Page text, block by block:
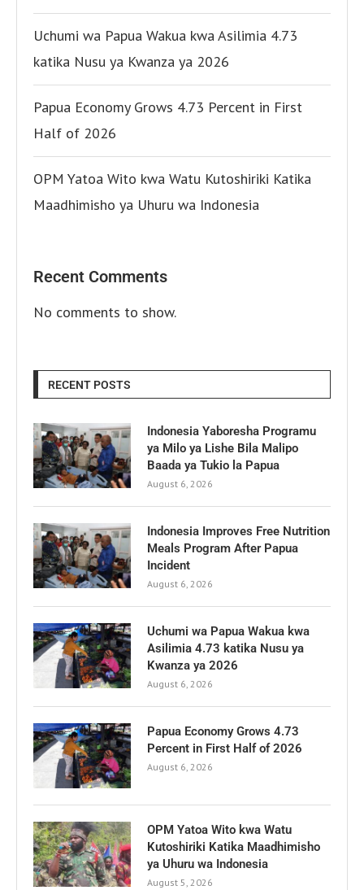
Uchumi wa Papua Wakua kwa Asilimia 4.73
katika Nusu ya Kwanza ya 2026
Papua Economy Grows 4.73 Percent in First
Half of 2026
OPM Yatoa Wito kwa Watu Kutoshiriki Katika
Maadhimisho ya Uhuru wa Indonesia
Recent Comments
No comments to show.
RECENT POSTS
Indonesia Yaboresha Programu
ya Milo ya Lishe Bila Malipo
Baada ya Tukio la Papua
August 6, 2026
Indonesia Improves Free Nutrition
Meals Program After Papua
Incident
August 6, 2026
Uchumi wa Papua Wakua kwa
Asilimia 4.73 katika Nusu ya
Kwanza ya 2026
August 6, 2026
Papua Economy Grows 4.73
Percent in First Half of 2026
August 6, 2026
OPM Yatoa Wito kwa Watu
Kutoshiriki Katika Maadhimisho
ya Uhuru wa Indonesia
August 5, 2026